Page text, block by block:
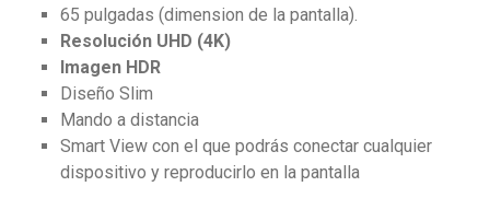
65 pulgadas (dimension de la pantalla).
Resolución UHD (4K)
Imagen HDR
Diseño Slim
Mando a distancia
Smart View con el que podrás conectar cualquier
dispositivo y reproducirlo en la pantalla